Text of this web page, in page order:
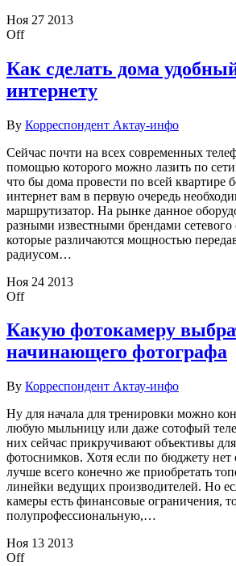
Ноя 27 2013
Off
Как сделать дома
интернету
By Корреспондент Актау-инфо
Сейчас почти на всех современных
помощью которого можно лазить по
что бы дома провести по всей квартире
интернет вам в первую очередь
маршрутизатор. На рынке данное
разными известными брендами сетевого
которые различаются мощностью
радиусом…
Ноя 24 2013
Off
Какую фотокамеру
начинающего фотографа
By Корреспондент Актау-инфо
Ну для начала для тренировки можно
любую мыльницу или даже сотофый
них сейчас прикручивают объективы
фотоснимков. Хотя если по бюджету нет
лучше всего конечно же приобретать
линейки ведущих производителей. Но
камеры есть финансовые ограничения,
полупрофессиональную,…
Ноя 13 2013
Off